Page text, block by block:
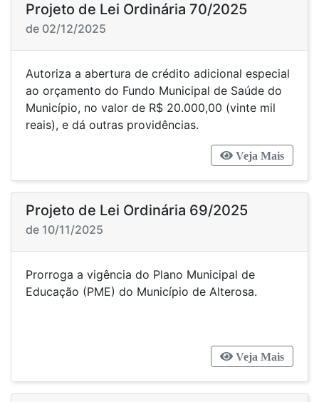
Projeto de Lei Ordinária 70/2025
de 02/12/2025
Autoriza a abertura de crédito adicional especial
ao orçamento do Fundo Municipal de Saúde do
Município, no valor de R$ 20.000,00 (vinte mil
reais), e dá outras providências.
Veja Mais
Projeto de Lei Ordinária 69/2025
de 10/11/2025
Prorroga a vigência do Plano Municipal de
Educação (PME) do Município de Alterosa.
Veja Mais